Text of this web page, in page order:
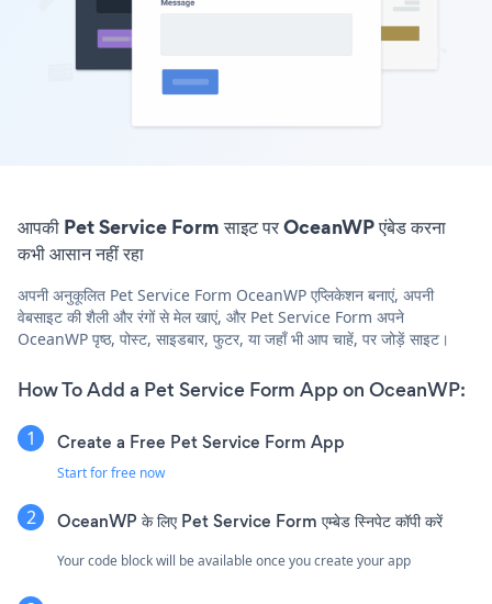
आपकी Pet Service Form साइट पर OceanWP एंबेड करना
कभी आसान नहीं रहा
अपनी अनुकूलित Pet Service Form OceanWP एप्लिकेशन बनाएं, अपनी
वेबसाइट की शैली और रंगों से मेल खाएं, और Pet Service Form अपने
OceanWP पृष्ठ, पोस्ट, साइडबार, फुटर, या जहाँ भी आप चाहें, पर जोड़ें साइट।
How To Add a Pet Service Form App on OceanWP:
Create a Free Pet Service Form App
Start for free now
OceanWP के लिए Pet Service Form एम्बेड स्निपेट कॉपी करें
Your code block will be available once you create your app